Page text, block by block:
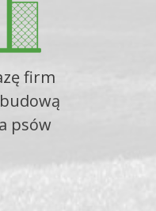
firm
psów